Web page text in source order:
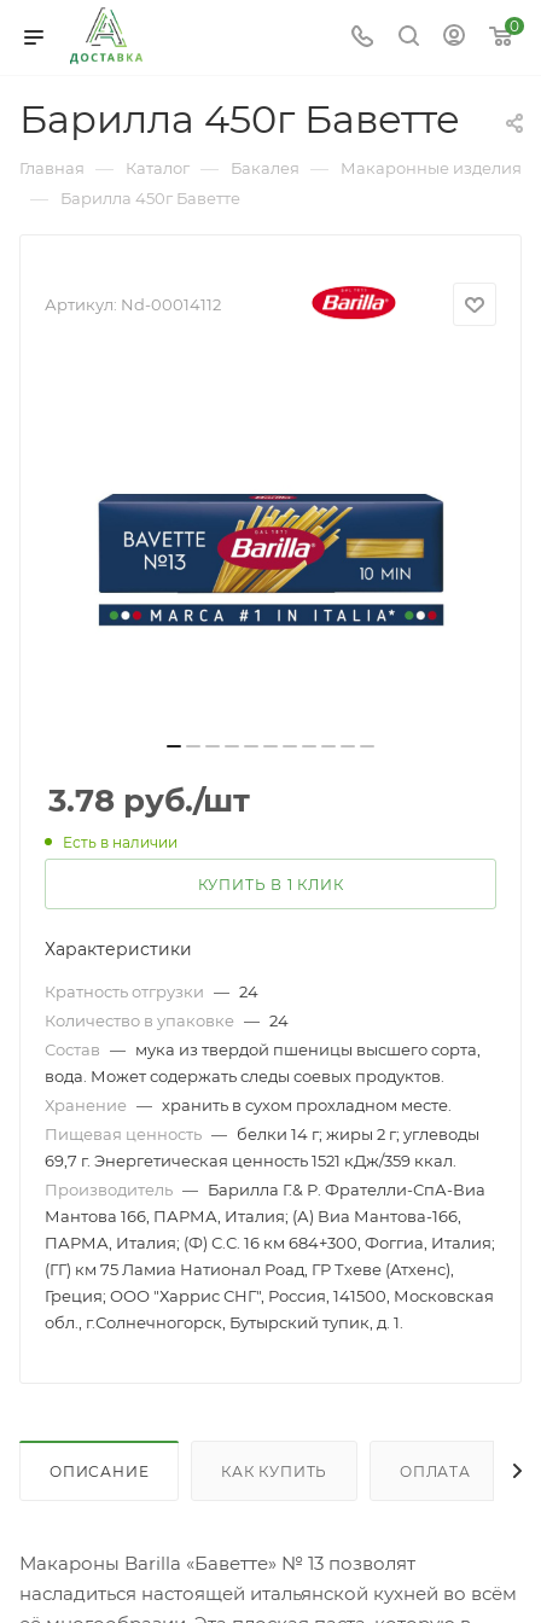
0
Барилла 450г Баветте
Главная — Каталог — Бакалея — Макаронные изделия
— Барилла 450г Баветте
Артикул: Nd-00014112
3.78 руб./шт
Есть в наличии
КУПИТЬ В 1 КЛИК
Характеристики
Кратность отгрузки — 24
Количество в упаковке — 24
Состав — мука из твердой пшеницы высшего сорта,
вода. Может содержать следы соевых продуктов.
Хранение — хранить в сухом прохладном месте.
Пищевая ценность — белки 14 г; жиры 2 г; углеводы
69,7 г. Энергетическая ценность 1521 кДж/359 ккал.
Производитель — Барилла Г.& Р. Фрателли-СпА-Виа
Мантова 166, ПАРМА, Италия; (А) Виа Мантова-166,
ПАРМА, Италия; (Ф) С.С. 16 км 684+300, Фоггиа, Италия;
(ГГ) км 75 Ламиа Натионал Роад, ГР Тхеве (Атхенс),
Греция; ООО "Харрис СНГ", Россия, 141500, Московская
обл., г.Солнечногорск, Бутырский тупик, д. 1.
ОПИСАНИЕ КАК КУПИТЬ ОПЛАТА
Макароны Barilla «Баветте» № 13 позволят
насладиться настоящей итальянской кухней во всём